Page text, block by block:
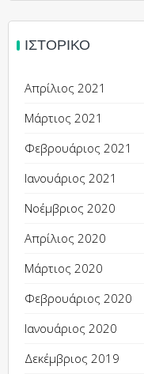
ΙΣΤΟΡΙΚΌ
Απρίλιος 2021
Μάρτιος 2021
Φεβρουάριος 2021
Ιανουάριος 2021
Νοέμβριος 2020
Απρίλιος 2020
Μάρτιος 2020
Φεβρουάριος 2020
Ιανουάριος 2020
Δεκέμβριος 2019